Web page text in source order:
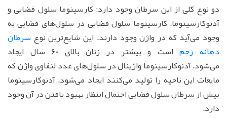
دو نوع کلی از این سرطان وجود دارد: کارسینوما سلول فضایی و
آدنوکارسینوما. کارسینوما سلول فضایی در سلول‌های فضایی به
وجود می‌آید که در واژن وجود دارند. این شایع‌ترین نوع سرطان
دهانه رحم
است و بیشتر در زنان بالای 60 سال ایجاد
می‌شود. آدنوکارسینوما واژینال در سلول‌های غدد لنفاوی واژن که
مایعات این ناحیه را تولید می‌کنند ایجاد می‌شود. آدنوکارسینوما
بیش از سرطان سلول فضایی احتمال انتظار بهبود یافتن در آن وجود
دارد.